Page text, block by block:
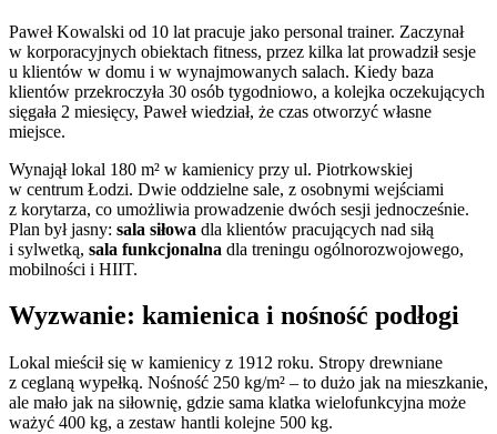
Paweł Kowalski od 10 lat pracuje jako personal trainer. Zaczynał
w korporacyjnych obiektach fitness, przez kilka lat prowadził sesje
u klientów w domu i w wynajmowanych salach. Kiedy baza
klientów przekroczyła 30 osób tygodniowo, a kolejka oczekujących
sięgała 2 miesięcy, Paweł wiedział, że czas otworzyć własne
miejsce.
Wynajął lokal 180 m² w kamienicy przy ul. Piotrkowskiej
w centrum Łodzi. Dwie oddzielne sale, z osobnymi wejściami
z korytarza, co umożliwia prowadzenie dwóch sesji jednocześnie.
Plan był jasny: sala siłowa dla klientów pracujących nad siłą
i sylwetką, sala funkcjonalna dla treningu ogólnorozwojowego,
mobilności i HIIT.
Wyzwanie: kamienica i nośność podłogi
Lokal mieścił się w kamienicy z 1912 roku. Stropy drewniane
z ceglaną wypełką. Nośność 250 kg/m² – to dużo jak na mieszkanie,
ale mało jak na siłownię, gdzie sama klatka wielofunkcyjna może
ważyć 400 kg, a zestaw hantli kolejne 500 kg.